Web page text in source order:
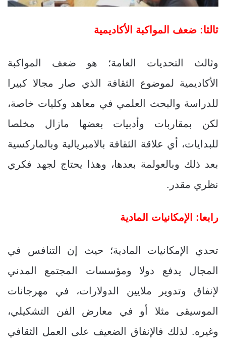
ثالثا: ضعف المواكبة الأكاديمية
وثالث التحديات العامة؛ هو ضعف المواكبة
الأكاديمية لموضوع الثقافة الذي صار مجالا كبيرا
للدراسة والبحث العلمي في معاهد وكليات خاصة،
لكن بمقاربات وأدبيات بعضها مازال مخلصا
للبدايات، أي علاقة الثقافة بالامبريالية وبالماركسية
بعد ذلك وبالعولمة بعدها، وهذا يحتاج لجهد فكري
نظري مقدر.
رابعا: الإمكانيات المادية
تحدي الإمكانيات المادية؛ حيث إن التنافس في
المجال يدفع دولا ومؤسسات المجتمع المدني
لإنفاق وتدوير ملايين الدولارات، في مهرجانات
الموسيقى مثلا أو في معارض الفن التشكيلي،
وغيره. لذلك فالإنفاق الضعيف على العمل الثقافي